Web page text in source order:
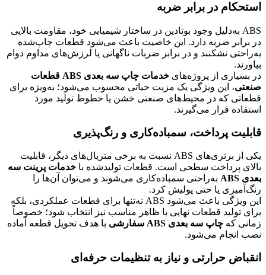
استحکام در برابر ضربه
ABS به‌دلیل وجود بوتادین در ساختار شیمیایی خود، مقاومت بالایی
در برابر ضربه دارد. این خاصیت باعث می‌شود قطعات چاپ‌شده
به‌راحتی نشکنند و در برابر ضربات ناگهانی یا لرزش‌های مداوم دوام
بیاورند.
در بسیاری از پروژه‌های
خدمات چاپ سه بعدی ABS قطعات
صنعتی، این ویژگی یک مزیت حیاتی محسوب می‌شود؛ به‌ویژه برای
قطعاتی که در محیط‌های صنعتی خشن یا خطوط تولید مورد
استفاده قرار می‌گیرند.
قابلیت پرداخت، سمباده‌کاری و رنگ‌پذیری
یکی از برتری‌های ABS نسبت به برخی متریال‌های دیگر، قابلیت
بالای پرداخت سطحی است. قطعات تولیدشده با خدمات پرینت سه
بعدی ABS
به‌راحتی سمباده‌کاری می‌شوند و می‌توان آن‌ها را
رنگ‌آمیزی یا حتی پولیش کرد.
این ویژگی باعث می‌شود ABS نه‌تنها برای قطعات عملکردی، بلکه
برای تولید قطعات نهایی با ظاهر مناسب نیز انتخاب شود؛ خصوصاً
زمانی که چاپ سه بعدی ABS سفارشی
با هدف تحویل قطعه آماده
نصب انجام می‌شود.
انقباض حرارتی و نیاز به تنظیمات حرفه‌ای